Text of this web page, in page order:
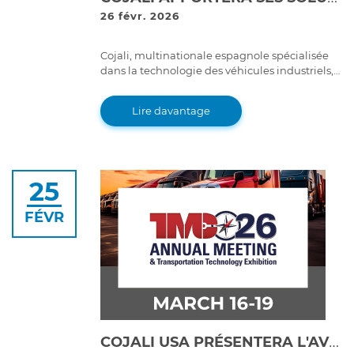
26 févr. 2026
Cojali, multinationale espagnole spécialisée
dans la technologie des véhicules industriels,
Foro Movilidad 2026, l'un des principaux
rendez-vous du secteur du transport de
passagers au Mexique
Lire davantage
25
FÉVR
COJALI USA PRÉSENTERA L'AVENIR DE LA MAINTENANCE DES FLOTTES À TMC 2026